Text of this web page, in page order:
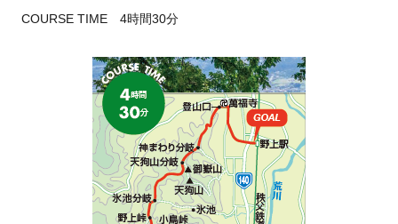
COURSE TIME 4時間30分